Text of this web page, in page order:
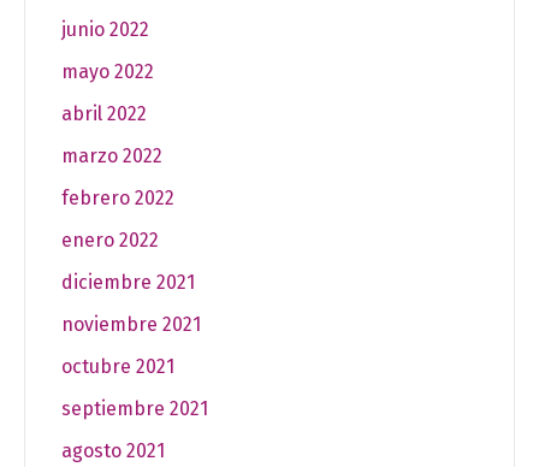
junio 2022
mayo 2022
abril 2022
marzo 2022
febrero 2022
enero 2022
diciembre 2021
noviembre 2021
octubre 2021
septiembre 2021
agosto 2021